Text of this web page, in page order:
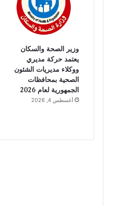
وزير الصحة والسكان
يعتمد حركة مديري
ووكلاء مديريات الشئون
الصحية بمحافظات
الجمهورية لعام 2026
أغسطس 4, 2026